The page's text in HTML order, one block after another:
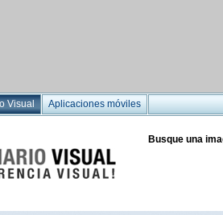
Visual Aplicaciones móviles
Busque una